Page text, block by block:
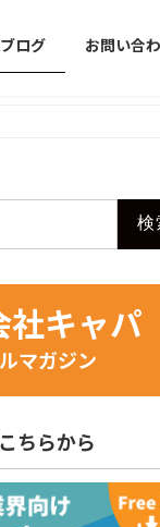
ログ お問い合
社キャパ
マガジン
ちらから